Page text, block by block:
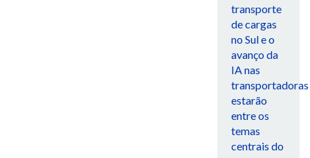
transporte
de cargas
no Sul e o
avanço da
IA nas
transportadoras
estarão
entre os
temas
centrais do